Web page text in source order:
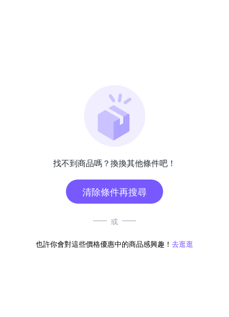
找不到商品嗎？換換其他條件吧！
清除條件再搜尋
或
也許你會對這些價格優惠中的商品感興趣！ 去逛逛